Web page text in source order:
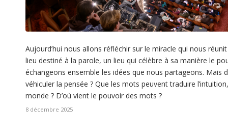
Aujourd’hui nous allons réfléchir sur le miracle qui nous
lieu destiné à la parole, un lieu qui célèbre à sa manière le
échangeons ensemble les idées que nous partageons.
véhiculer la pensée ? Que les mots peuvent traduire
monde ? D’où vient le pouvoir des mots ?
8 décembre 2025